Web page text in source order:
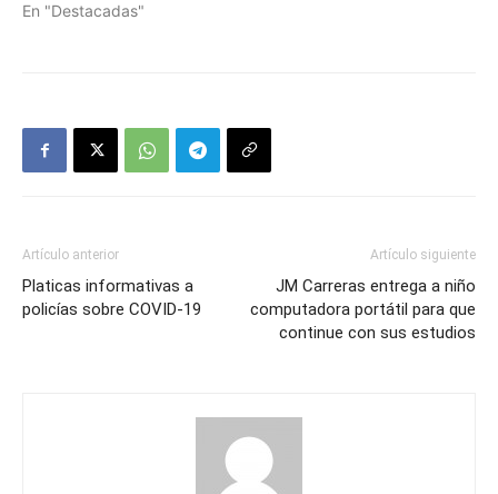
En "Destacadas"
Artículo anterior
Platicas informativas a
policías sobre COVID-19
Artículo siguiente
JM Carreras entrega a niño
computadora portátil para que
continue con sus estudios